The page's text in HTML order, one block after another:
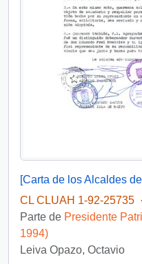
CL CLUAH 1-92-25735 ·
Parte de Presidente
1994)
Leiva Opazo, Octavio